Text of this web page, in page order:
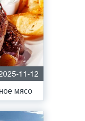
11-12
мясо